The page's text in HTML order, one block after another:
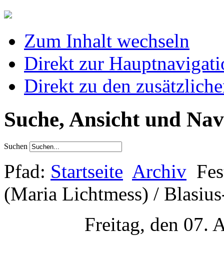
Zum Inhalt wechseln
Direkt zur
Direkt zu den
Suche, Ansicht und
Suchen
Pfad: Startseite Archiv
(Maria Lichtmess) /
Freitag, den 07.